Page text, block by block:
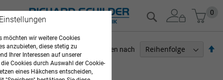
Zum
Inhalt
0
Suche
Sortieren nach
PFLEGEBEDARF
möchten wir weitere Cookies
anzubieten, diese stetig zu
Ihrer Interessen auf unserer
Cookies durch Auswahl der Cookie-
eines Häkchens entscheiden,